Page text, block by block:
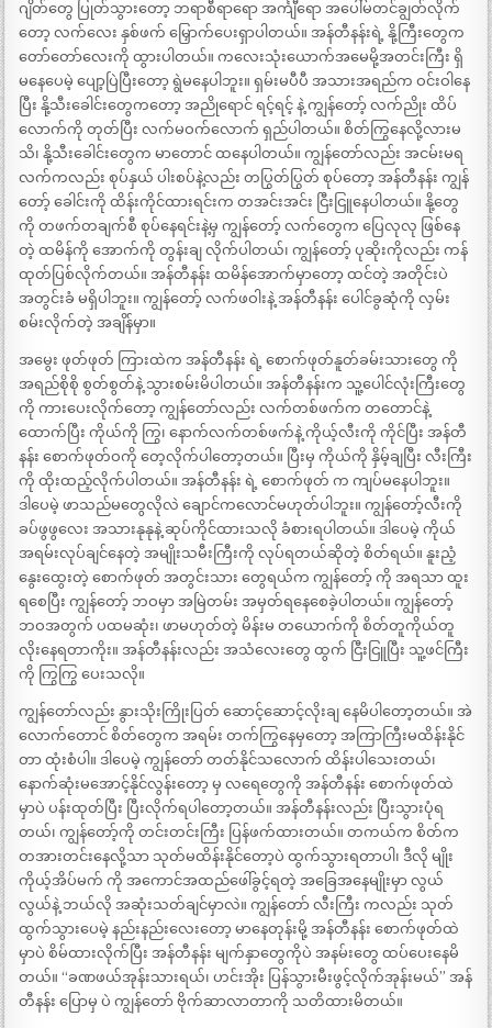
ဂျိတ်တွေ ပြုတ်သွားတော့ ဘရာစီရာရော အင်္ကျီရော အပေါ်မတင်ချွတ်လိုက်
တော့ လက်လေး နှစ်ဖက် မြှောက်ပေးရှာပါတယ်။ အန်တီနန်းရဲ့ နို့ကြီးတွေက
တော်တော်လေးကို ထွားပါတယ်။ ကလေးသုံးယောက်အမေမို့အတင်းကြီး ရှိ
မနေပေမဲ့ ပျော့ပြဲပြီးတော့ ရွဲမနေပါဘူး။ ရှမ်းမပီပီ အသားအရည်က ဝင်းဝါနေ
ပြီး နို့သီးခေါင်းတွေကတော့ အညိုရောင် ရင့်ရင့် နဲ့ ကျွန်တော့် လက်ညိုး ထိပ်
လောက်ကို တုတ်ပြီး လက်မဝက်လောက် ရှည်ပါတယ်။ စိတ်ကြွနေလို့လားမ
သိ၊ နို့သီးခေါင်းတွေက မာတောင် ထနေပါတယ်။ ကျွန်တော်လည်း အငမ်းမရ
လက်ကလည်း စုပ်နှယ် ပါးစပ်နဲ့လည်း တပြွတ်ပြွတ် စုပ်တော့ အန်တီနန်း ကျွန်
တော့် ခေါင်းကို ထိန်းကိုင်ထားရင်းက တအင်းအင်း ငြီးငြူနေပါတယ်။ နို့တွေ
ကို တဖက်တချက်စီ စုပ်နေရင်းနဲ့မှ ကျွန်တော့် လက်တွေက ပြေလုလု ဖြစ်နေ
တဲ့ ထမိန်ကို အောက်ကို တွန်းချ လိုက်ပါတယ်၊ ကျွန်တော့် ပုဆိုးကိုလည်း ကန်
ထုတ်ပြစ်လိုက်တယ်။ အန်တီနန်း ထမိန်အောက်မှာတော့ ထင်တဲ့ အတိုင်းပဲ
အတွင်းခံ မရှိပါဘူး။ ကျွန်တော့် လက်ဖဝါးနဲ့ အန်တီနန်း ပေါင်ခွဆုံကို လှမ်း
စမ်းလိုက်တဲ့ အချိန်မှာ။
အမွေး ဖုတ်ဖုတ် ကြားထဲက အန်တီနန်း ရဲ့ စောက်ဖုတ်နူတ်ခမ်းသားတွေ ကို
အရည်စိုစို စွတ်စွတ်နဲ့ သွားစမ်းမိပါတယ်။ အန်တီနန်းက သူ့ပေါင်လုံးကြီးတွေ
ကို ကားပေးလိုက်တော့ ကျွန်တော်လည်း လက်တစ်ဖက်က တတောင်နဲ့
ထောက်ပြီး ကိုယ်ကို ကြွ၊ နောက်လက်တစ်ဖက်နဲ့ ကိုယ့်လီးကို ကိုင်ပြီး အန်တီ
နန်း စောက်ဖုတ်ဝကို တေ့လိုက်ပါတော့တယ်။ ပြီးမှ ကိုယ်ကို နှိမ့်ချပြီး လီးကြီး
ကို ထိုးထည့်လိုက်ပါတယ်။ အန်တီနန်း ရဲ့ စောက်ဖုတ် က ကျပ်မနေပါဘူး။
ဒါပေမဲ့ ဖာသည်မတွေလိုလဲ ချောင်ကလောင်မဟုတ်ပါဘူး။ ကျွန်တော့်လီးကို
ခပ်ဖွဖွလေး အသားနုနုနဲ့ ဆုပ်ကိုင်ထားသလို ခံစားရပါတယ်။ ဒါပေမဲ့ ကိုယ်
အရမ်းလုပ်ချင်နေတဲ့ အမျိုးသမီးကြီးကို လုပ်ရတယ်ဆိုတဲ့ စိတ်ရယ်။ နူးညံ့
နွေးထွေးတဲ့ စောက်ဖုတ် အတွင်းသား တွေရယ်က ကျွန်တော့် ကို အရသာ ထူး
ရစေပြီး ကျွန်တော့် ဘဝမှာ အမြဲတမ်း အမှတ်ရနေစေခဲ့ပါတယ်။ ကျွန်တော့်
ဘဝအတွက် ပထမဆုံး၊ ဖာမဟုတ်တဲ့ မိန်းမ တယောက်ကို စိတ်တူကိုယ်တူ
လိုးနေရတာကိုး။ အန်တီနန်းလည်း အသံလေးတွေ ထွက် ငြီးငြူပြီး သူ့ဖင်ကြီး
ကို ကြွကြွ ပေးသလို။
ကျွန်တော်လည်း နွားသိုးကြိုးပြတ် ဆောင့်ဆောင့်လိုးချ နေမိပါတော့တယ်။ အဲ
လောက်တောင် စိတ်တွေက အရမ်း တက်ကြွနေမှတော့ အကြာကြီးမထိန်းနိုင်
တာ ထုံးစံပါ။ ဒါပေမဲ့ ကျွန်တော် တတ်နိုင်သလောက် ထိန်းပါသေးတယ်၊
နောက်ဆုံးမအောင့်နိုင်လွန်းတော့ မှ လရေတွေကို အန်တီနန်း စောက်ဖုတ်ထဲ
မှာပဲ ပန်းထုတ်ပြီး ပြီးလိုက်ရပါတော့တယ်။ အန်တီနန်းလည်း ပြီးသွားပုံရ
တယ်၊ ကျွန်တော့်ကို တင်းတင်းကြီး ပြန်ဖက်ထားတယ်။ တကယ်က စိတ်က
တအားတင်းနေလို့သာ သုတ်မထိန်းနိုင်တော့ပဲ ထွက်သွားရတာပါ၊ ဒီလို မျိုး
ကိုယ့်အိပ်မက် ကို အကောင်အထည်ဖေါ်ခွင့်ရတဲ့ အခြေအနေမျိုးမှာ လွယ်
လွယ်နဲ့ ဘယ်လို အဆုံးသတ်ချင်မှာလဲ။ ကျွန်တော် လီးကြီး ကလည်း သုတ်
ထွက်သွားပေမဲ့ နည်းနည်းလေးတော့ မာနေတုန်းမို့ အန်တီနန်း စောက်ဖုတ်ထဲ
မှာပဲ စိမ်ထားလိုက်ပြီး အန်တီနန်း မျက်နှာတွေကိုပဲ အနမ်းတွေ ထပ်ပေးနေမိ
တယ်။ “ခဏဖယ်အုန်းသားရယ်၊ ဟင်းအိုး ပြန်သွားမီးဖွင့်လိုက်အုန်းမယ်” အန်
တီနန်း ပြောမှ ပဲ ကျွန်တော် ဗိုက်ဆာလာတာကို သတိထားမိတယ်။